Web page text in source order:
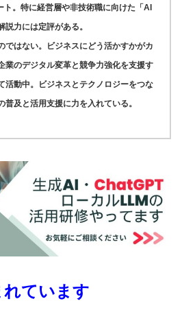
。特に経営層や非技術職に向けた「AI
力には定評がある。
ではない。ビジネスにどう活かすかがカ
業のデジタル変革と競争力強化を支援す
活動中。ビジネスとテクノロジーをつな
普及と活用支援に力を入れている。
れています